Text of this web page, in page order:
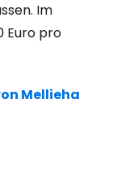
Im
Euro pro
Mellieha